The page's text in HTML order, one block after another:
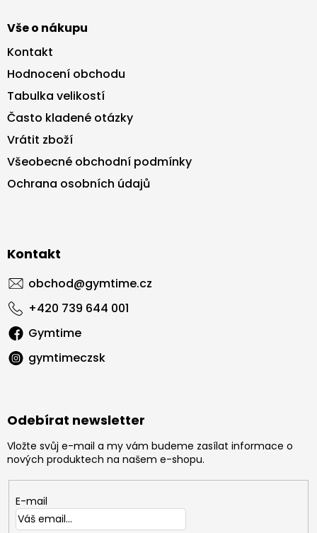
Vše o nákupu
Kontakt
Hodnocení obchodu
Tabulka velikostí
Často kladené otázky
Vrátit zboží
Všeobecné obchodní podmínky
Ochrana osobních údajů
Kontakt
obchod@gymtime.cz
+420 739 644 001
Gymtime
gymtimeczsk
Odebírat newsletter
Vložte svůj e-mail a my vám budeme zasílat informace o
nových produktech na našem e-shopu.
E-mail